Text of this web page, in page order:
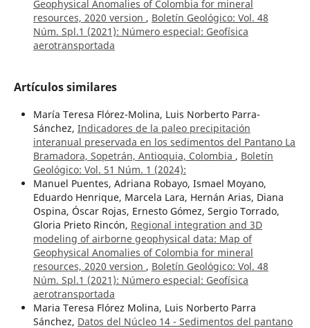
Geophysical Anomalies of Colombia for mineral
resources, 2020 version , Boletín Geológico: Vol. 48
Núm. Spl.1 (2021): Número especial: Geofísica
aerotransportada
Artículos similares
María Teresa Flórez-Molina, Luis Norberto Parra-
Sánchez, Indicadores de la paleo precipitación
interanual preservada en los sedimentos del Pantano La
Bramadora, Sopetrán, Antioquia, Colombia , Boletín
Geológico: Vol. 51 Núm. 1 (2024):
Manuel Puentes, Adriana Robayo, Ismael Moyano,
Eduardo Henrique, Marcela Lara, Hernán Arias, Diana
Ospina, Óscar Rojas, Ernesto Gómez, Sergio Torrado,
Gloria Prieto Rincón, Regional integration and 3D
modeling of airborne geophysical data: Map of
Geophysical Anomalies of Colombia for mineral
resources, 2020 version , Boletín Geológico: Vol. 48
Núm. Spl.1 (2021): Número especial: Geofísica
aerotransportada
Maria Teresa Flórez Molina, Luis Norberto Parra
Sánchez, Datos del Núcleo 14 - Sedimentos del pantano